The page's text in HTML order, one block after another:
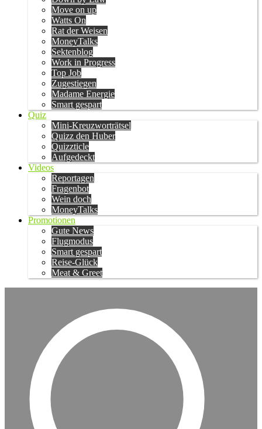
Move on up
Watts On
Rat der Weisen
MoneyTalks
Sektenblog
Work in Progress
Top Job
Zugestiegen
Madame Energie
Smart gespart
Quiz
Mini-Kreuzworträtsel
Quizz den Huber
Quizzticle
Aufgedeckt
Videos
Reportagen
Fragenbot
Wein doch
MoneyTalks
Promotionen
Gute News
Flugmodus
Smart gespart
Reise-Glück
Meat & Greet